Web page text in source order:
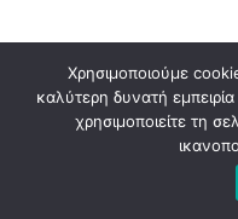
“MYRTO AI
Χρησιμοποιούμε
καλύτερη δυνατή
χρησιμοποιείτε τη